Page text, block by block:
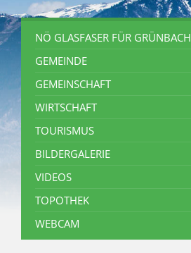
NÖ GLASFASER FÜR GRÜNBACH
GEMEINDE
GEMEINSCHAFT
WIRTSCHAFT
TOURISMUS
BILDERGALERIE
VIDEOS
TOPOTHEK
WEBCAM